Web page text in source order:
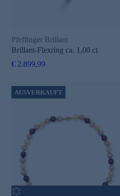
Pfeffinger Brillant
Brillant-Flexring ca. 1,00 ct
€ 2.899,99
AUSVERKAUFT